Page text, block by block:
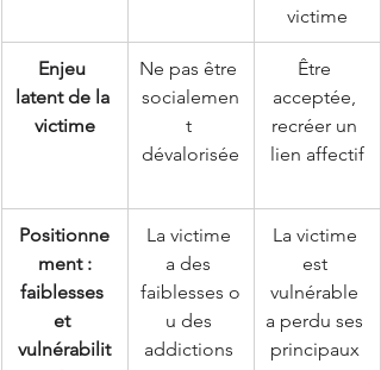
victime
Enjeu
latent de la
victime
Ne pas être
socialemen
t
dévalorisée
Être
acceptée,
recréer un
lien affectif
Positionne
ment :
faiblesses
et
vulnérabilit
La victime
a des
faiblesses o
u des
addictions
La victime
est
vulnérable
a perdu ses
principaux